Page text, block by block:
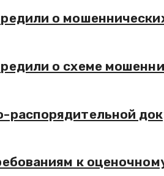
о
о схеме
распорядительной
к